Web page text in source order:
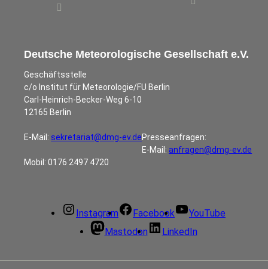
Deutsche Meteorologische Gesellschaft e.V.
Geschäftsstelle
c/o Institut für Meteorologie/FU Berlin
Carl-Heinrich-Becker-Weg 6-10
12165 Berlin
E-Mail: sekretariat@dmg-ev.de
Mobil: 0176 2497 4720
Presseanfragen:
E-Mail: anfragen@dmg-ev.de
Instagram Facebook
YouTube
Mastodon
LinkedIn